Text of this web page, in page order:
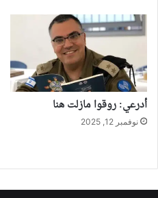
أدرعي: روقوا مازلت هنا
نوفمبر 12, 2025